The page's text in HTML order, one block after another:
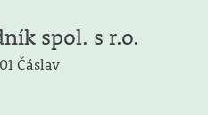
spol. s r.o.
Čáslav